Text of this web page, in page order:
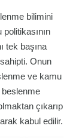
bilimini
tek başına
Onun
ve kamu
beslenme
çıkarıp
kabul edilir.